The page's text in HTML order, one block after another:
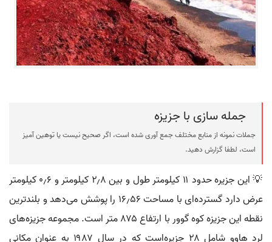
جمله سازی با جزیزه
جملات نمونه از منابع مختلف جمع آوری شده است، اگر صحیح نیست یا توهین آمیز
است، لطفا گزارش دهید.
💡 این جزیره حدود ۱۱ کیلومتر طول و بین ۲٫۸ کیلومتر و ۰٫۶ کیلومتر
عرض دارد گسترده‌ای با مساحت ۱۶٫۵۶ را پوشش می‌دهد و بلندترین
نقطه این جزیزه کوه گوور با ارتفاع ۸۷۵ متر است. مجموعه جزیزه‌های
لرد هاوو شامل ۲۸ جزیره‌است که در سال ۱۹۸۷ به عنوان مکانی